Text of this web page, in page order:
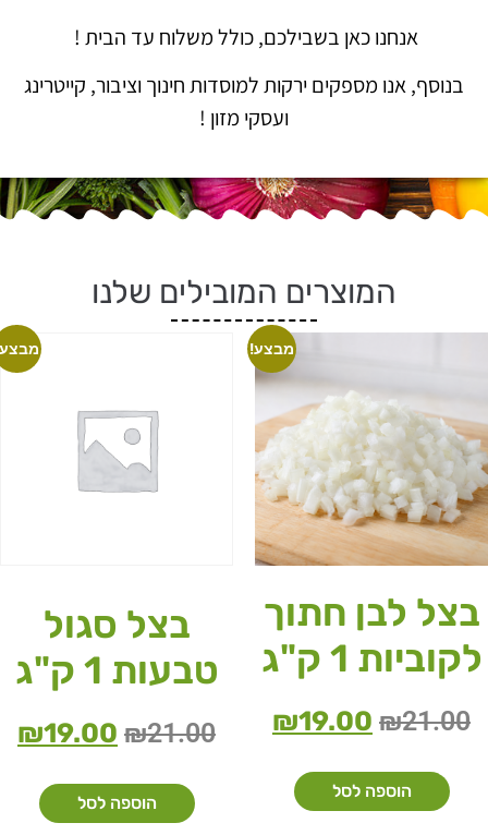
אנחנו כאן בשבילכם, כולל משלוח עד הבית !
בנוסף, אנו מספקים ירקות למוסדות חינוך וציבור, קייטרינג
ועסקי מזון !
המוצרים המובילים שלנו
מבצע!
בצל לבן חתוך
לקוביות 1 ק"ג
₪21.00
₪19.00
הוספה לסל
מבצע!
בצל סגול
טבעות 1 ק"ג
₪21.00
₪19.00
הוספה לסל